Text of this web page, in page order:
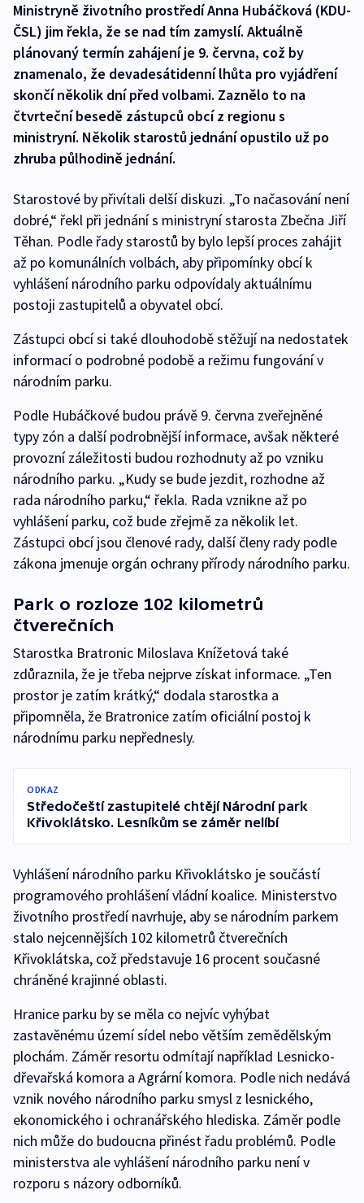
Ministryně životního prostředí Anna Hubáčková (KDU-
ČSL) jim řekla, že se nad tím zamyslí. Aktuálně
plánovaný termín zahájení je 9. června, což by
znamenalo, že devadesátidenní lhůta pro vyjádření
skončí několik dní před volbami. Zaznělo to na
čtvrteční besedě zástupců obcí z regionu s
ministryní. Několik starostů jednání opustilo už po
zhruba půlhodině jednání.
Starostové by přivítali delší diskuzi. „To načasování není
dobré,“ řekl při jednání s ministryní starosta Zbečna Jiří
Těhan. Podle řady starostů by bylo lepší proces zahájit
až po komunálních volbách, aby připomínky obcí k
vyhlášení národního parku odpovídaly aktuálnímu
postoji zastupitelů a obyvatel obcí.
Zástupci obcí si také dlouhodobě stěžují na nedostatek
informací o podrobné podobě a režimu fungování v
národním parku.
Podle Hubáčkové budou právě 9. června zveřejněné
typy zón a další podrobnější informace, avšak některé
provozní záležitosti budou rozhodnuty až po vzniku
národního parku. „Kudy se bude jezdit, rozhodne až
rada národního parku,“ řekla. Rada vznikne až po
vyhlášení parku, což bude zřejmě za několik let.
Zástupci obcí jsou členové rady, další členy rady podle
zákona jmenuje orgán ochrany přírody národního parku.
Park o rozloze 102 kilometrů
čtverečních
Starostka Bratronic Miloslava Knížetová také
zdůraznila, že je třeba nejprve získat informace. „Ten
prostor je zatím krátký,“ dodala starostka a
připomněla, že Bratronice zatím oficiální postoj k
národnímu parku nepřednesly.
ODKAZ
Středočeští zastupitelé chtějí Národní park
Křivoklátsko. Lesníkům se záměr nelíbí
Vyhlášení národního parku Křivoklátsko je součástí
programového prohlášení vládní koalice. Ministerstvo
životního prostředí navrhuje, aby se národním parkem
stalo nejcennějších 102 kilometrů čtverečních
Křivoklátska, což představuje 16 procent současné
chráněné krajinné oblasti.
Hranice parku by se měla co nejvíc vyhýbat
zastavěnému území sídel nebo větším zemědělským
plochám. Záměr resortu odmítají například Lesnicko-
dřevařská komora a Agrární komora. Podle nich nedává
vznik nového národního parku smysl z lesnického,
ekonomického i ochranářského hlediska. Záměr podle
nich může do budoucna přinést řadu problémů. Podle
ministerstva ale vyhlášení národního parku není v
rozporu s názory odborníků.